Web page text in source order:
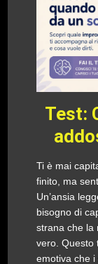
Test:
Ti è mai
finito, ma
Un’ansia
bisogno di
strana che la
vero. Questo
emotiva che i